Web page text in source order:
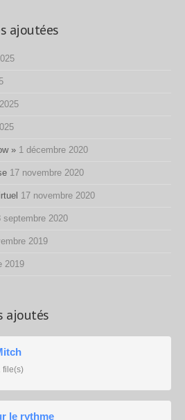
ajoutées
» 1 décembre 2020
17 novembre 2020
17 novembre 2020
septembre 2020
2019
2019
ajoutés
file(s)
le rythme